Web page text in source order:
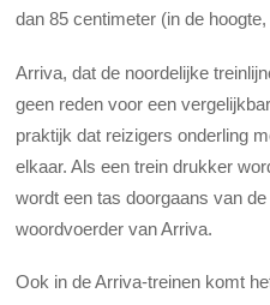
dan 85 centimeter (in de
Arriva, dat de noordelijke
geen reden voor een
praktijk dat reizigers onderling
elkaar. Als een trein drukker
wordt een tas doorgaans van de
woordvoerder van Arriva.
Ook in de Arriva-treinen komt